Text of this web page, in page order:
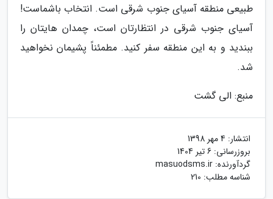
طبیعی منطقه آسیای جنوب شرقی است. انتخاب باشماست!
آسیای جنوب شرقی در انتظارتان است، چمدان هایتان را
ببندید و به این منطقه سفر کنید. مطمئناً پشیمان نخواهید
شد.
منبع: الی گشت
انتشار: 4 مهر 1398
بروزرسانی: 6 تیر 1404
گردآورنده: masuodsms.ir
شناسه مطلب: 210